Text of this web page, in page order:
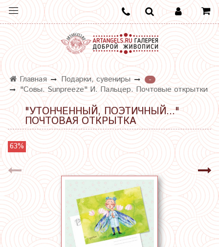
Главная Подарки, сувениры
-
"Совы. Sunpreeze" И. Пальцер. Почтовые открытки
"УТОНЧЕННЫЙ, ПОЭТИЧНЫЙ..."
ПОЧТОВАЯ ОТКРЫТКА
63%